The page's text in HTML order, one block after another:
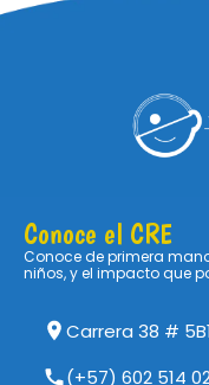
Conoce el CRE
Conoce de primera
niños, y el impacto que
Carrera 38 #
(+57) 602 514